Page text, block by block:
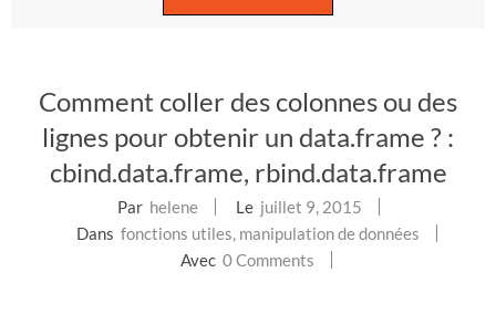
E
Comment coller des colonnes ou des
lignes pour obtenir un data.frame ? :
cbind.data.frame, rbind.data.frame
Par helene Le juillet 9, 2015
Dans fonctions utiles manipulation de données
Avec 0 Comments